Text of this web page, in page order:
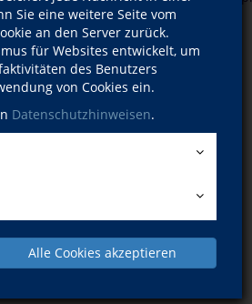
Sie eine weitere Seite vom
an den Server zurück.
für Websites entwickelt, um
des Benutzers
von Cookies ein.
Datenschutzhinweisen.
Alle Cookies akzeptieren